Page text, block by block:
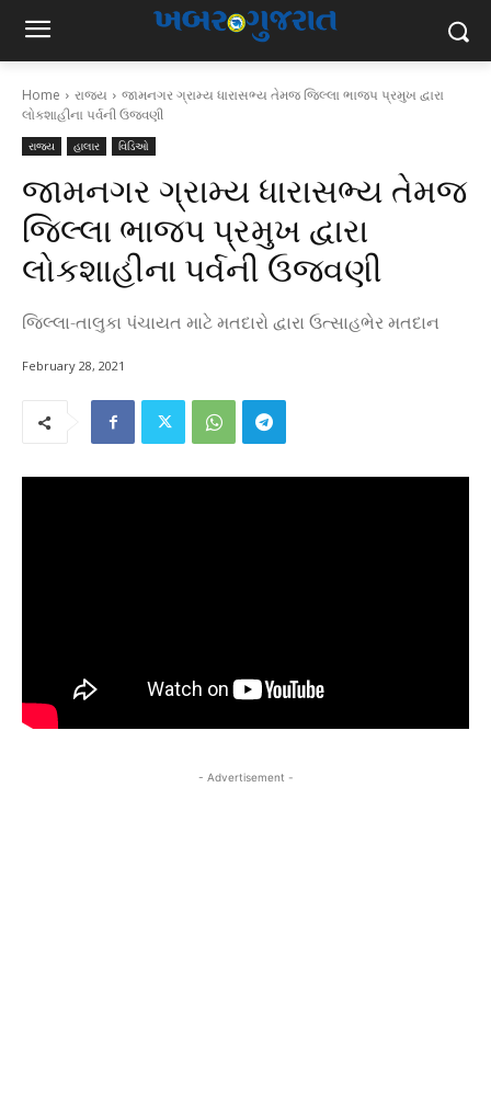
Home રાજ્ય
જામનગર ગ્રામ્ય ધારાસભ્ય તેમજ જિલ્લા ભાજપ પ્રમુખ દ્વારા
લોકશાહીના પર્વની ઉજવણી
રાજ્ય હાલાર વિડિઓ
જામનગર ગ્રામ્ય ધારાસભ્ય તેમજ
જિલ્લા ભાજપ પ્રમુખ દ્વારા
લોકશાહીના પર્વની ઉજવણી
જિલ્લા-તાલુકા પંચાયત માટે મતદારો દ્વારા ઉત્સાહભેર મતદાન
February 28, 2021
- Advertisement -